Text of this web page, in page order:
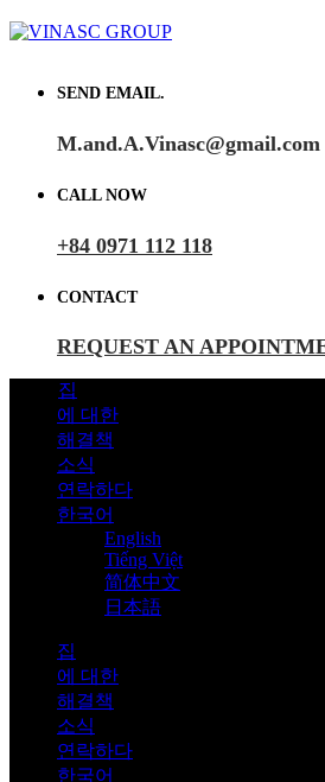
SEND EMAIL.
M.and.A.Vinasc@gmail.com
CALL NOW
+84 0971 112 118
CONTACT
REQUEST AN
집
에 대한
해결책
소식
연락하다
한국어
English
Tiếng Việt
简体中文
日本語
집
에 대한
해결책
소식
연락하다
한국어